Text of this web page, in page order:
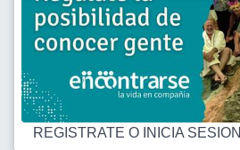
REGISTRATE O INICIA